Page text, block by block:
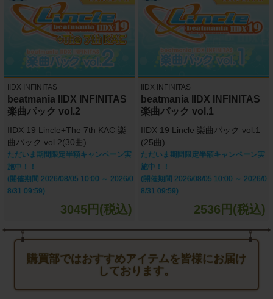
IIDX INFINITAS
beatmania IIDX INFINITAS
楽曲パック vol.2
IIDX 19 Lincle+The 7th KAC 楽
曲パック vol.2(30曲)
ただいま期間限定半額キャンペーン実
施中！！
(開催期間 2026/08/05 10:00 ～ 2026/0
8/31 09:59)
3045円(税込)
IIDX INFINITAS
beatmania IIDX INFINITAS
楽曲パック vol.1
IIDX 19 Lincle 楽曲パック vol.1
(25曲)
ただいま期間限定半額キャンペーン実
施中！！
(開催期間 2026/08/05 10:00 ～ 2026/0
8/31 09:59)
2536円(税込)
購買部ではおすすめアイテムを皆様にお届け
しております。